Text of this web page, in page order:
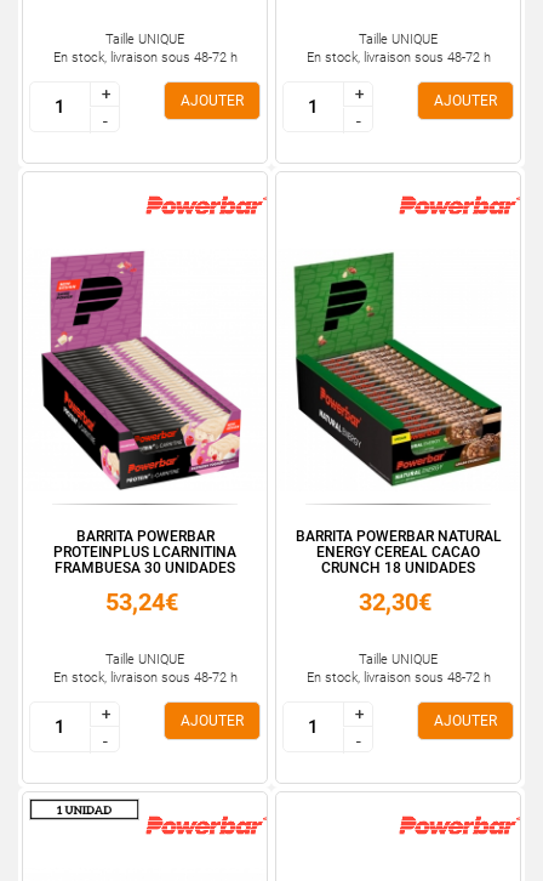
Taille UNIQUE
En stock, livraison sous 48-72 h
+
-
+
-
AJOUTER
Taille UNIQUE
En stock, livraison sous 48-72 h
+
-
+
-
AJOUTER
BARRITA POWERBAR
PROTEINPLUS LCARNITINA
FRAMBUESA 30 UNIDADES
53,24€
Taille UNIQUE
En stock, livraison sous 48-72 h
+
-
+
-
AJOUTER
BARRITA POWERBAR NATURAL
ENERGY CEREAL CACAO
CRUNCH 18 UNIDADES
32,30€
Taille UNIQUE
En stock, livraison sous 48-72 h
+
-
+
-
AJOUTER